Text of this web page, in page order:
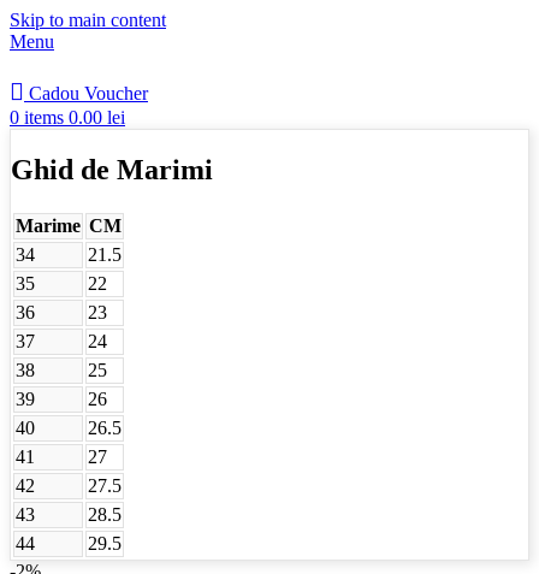
Skip to main content
Menu
Cadou Voucher
0 items 0.00 lei
Ghid de Marimi
Marime CM
34
21.5
35
22
36
23
37
24
38
25
39
26
40
26.5
41
27
42
27.5
43
28.5
44
29.5